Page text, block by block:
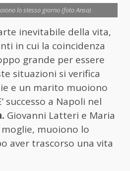
lo stesso giorno (foto Ansa)
inevitabile della vita,
in cui la coincidenza
grande per essere
situazioni si verifica
e un marito muoiono
successo a Napoli nel
Giovanni Latteri e Maria
muoiono lo
aver trascorso una vita